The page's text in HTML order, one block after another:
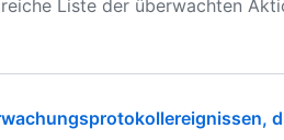
Liste der überwachten